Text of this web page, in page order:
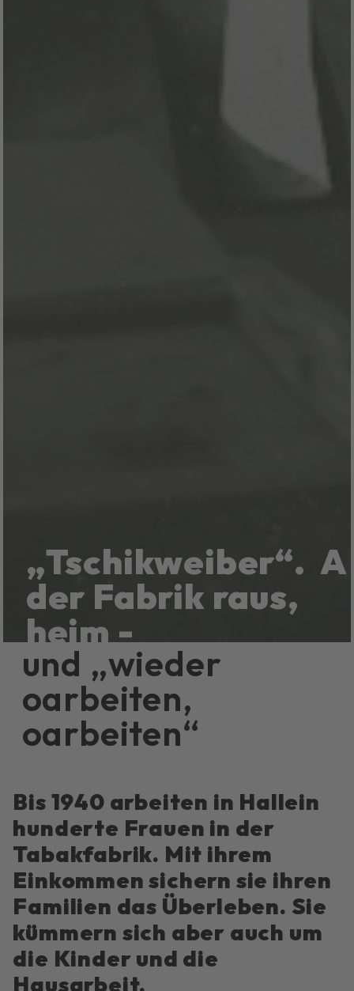
„Tschikweiber“.
der Fabrik raus,
heim -
und „wieder
oarbeiten,
oarbeiten“
Bis 1940 arbeiten in Hallein
hunderte Frauen in der
Tabakfabrik. Mit ihrem
Einkommen sichern sie ihren
Familien das Überleben. Sie
kümmern sich aber auch um
die Kinder und die
Hausarbeit.